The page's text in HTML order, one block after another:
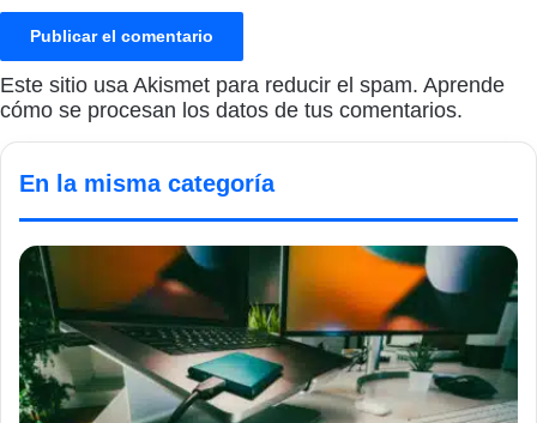
Este sitio usa Akismet para reducir el spam. Aprende
cómo se procesan los datos de tus comentarios.
En la misma categoría